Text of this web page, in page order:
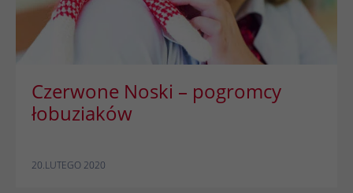
Czerwone Noski – pogromcy
łobuziaków
20.LUTEGO 2020